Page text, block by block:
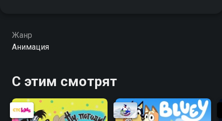
Жанр
Анимация
С этим смотрят